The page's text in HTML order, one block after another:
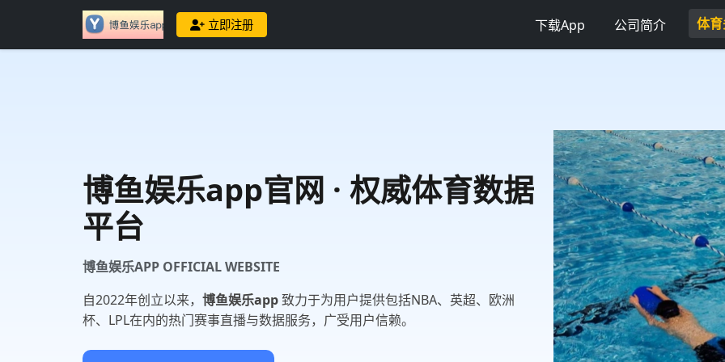
立即注册 下载App 公司简介 体
博鱼娱乐app官网 · 权威体育数据
平台
博鱼娱乐APP OFFICIAL WEBSITE
自2022年创立以来， 博鱼娱乐app致力于为用户提供包括NBA、英超、欧洲
杯、LPL在内的热门赛事直播与数据服务，广受用户信赖。